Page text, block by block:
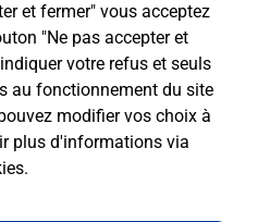
et fermer" vous acceptez
"Ne pas accepter et
votre refus et seuls
au fonctionnement du site
modifier vos choix à
plus d'informations via
.
Ardennes